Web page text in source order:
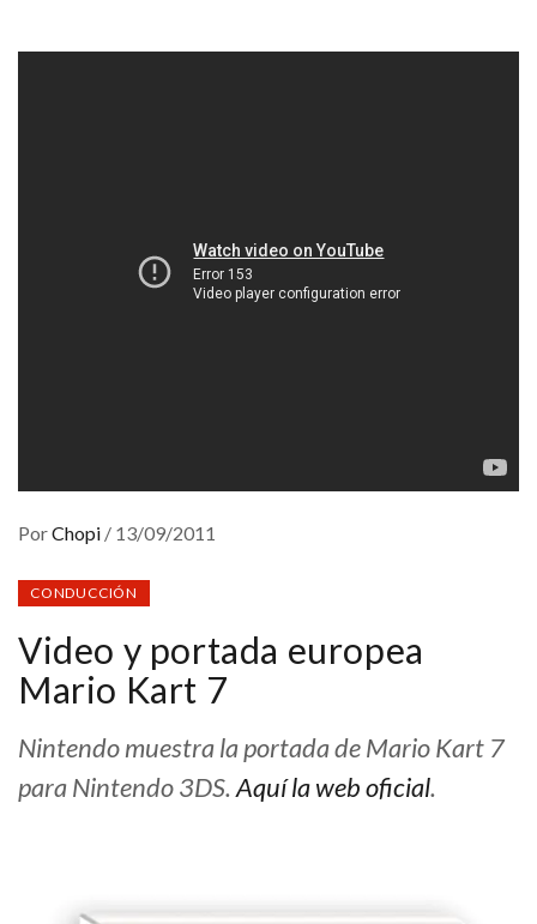
PorChopi / 13/09/2011
CONDUCCIÓN
Video y portada europea
Mario Kart 7
Nintendo muestra la portada de Mario Kart 7
para Nintendo 3DS.Aquí la web oficial.